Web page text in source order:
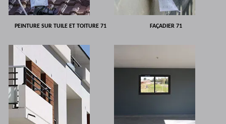
PEINTURE SUR TUILE ET TOITURE 71 FAÇADIER 71